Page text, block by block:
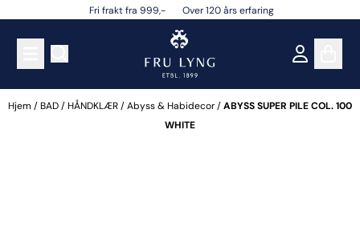
Hopp til innholdFri frakt fra 999,- Over 120 års erfaring
Hjem /BAD/HÅNDKLÆR/Abyss & Habidecor/ABYSS SUPER PILE COL. 100
WHITE